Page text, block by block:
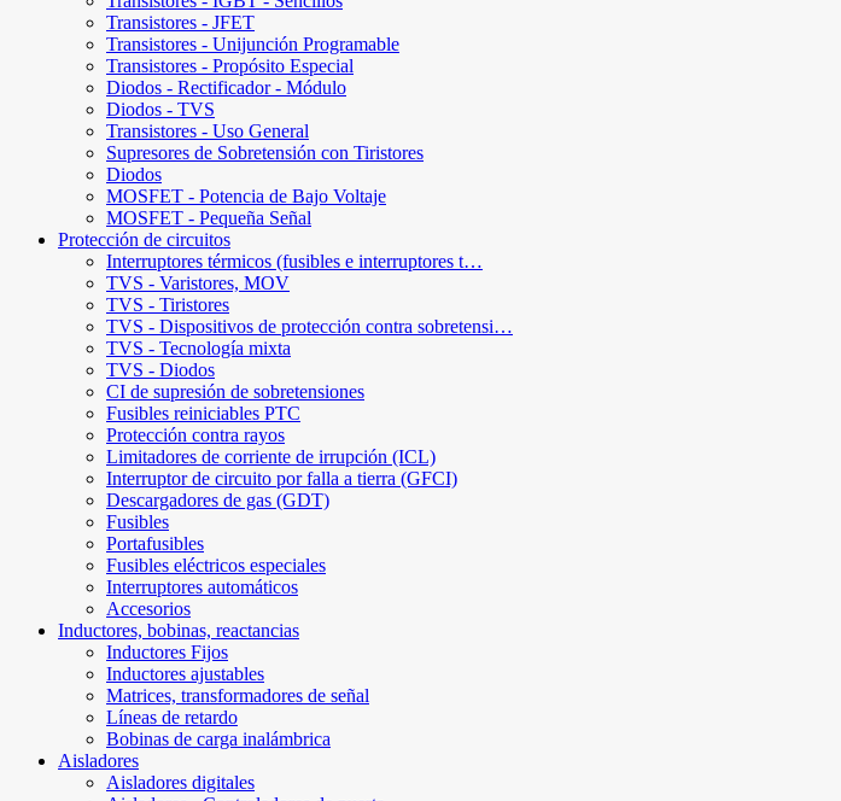
Transistores - JFET
Transistores - Unijunción Programable
Transistores - Propósito Especial
Diodos - Rectificador - Módulo
Diodos - TVS
Transistores - Uso General
Supresores de Sobretensión con Tiristores
Diodos
MOSFET - Potencia de Bajo Voltaje
MOSFET - Pequeña Señal
Protección de circuitos
Interruptores térmicos (fusibles e interruptores t…
TVS - Varistores, MOV
TVS - Tiristores
TVS - Dispositivos de protección contra sobretensi…
TVS - Tecnología mixta
TVS - Diodos
CI de supresión de sobretensiones
Fusibles reiniciables PTC
Protección contra rayos
Limitadores de corriente de irrupción (ICL)
Interruptor de circuito por falla a tierra (GFCI)
Descargadores de gas (GDT)
Fusibles
Portafusibles
Fusibles eléctricos especiales
Interruptores automáticos
Accesorios
Inductores, bobinas, reactancias
Inductores Fijos
Inductores ajustables
Matrices, transformadores de señal
Líneas de retardo
Bobinas de carga inalámbrica
Aisladores
Aisladores digitales